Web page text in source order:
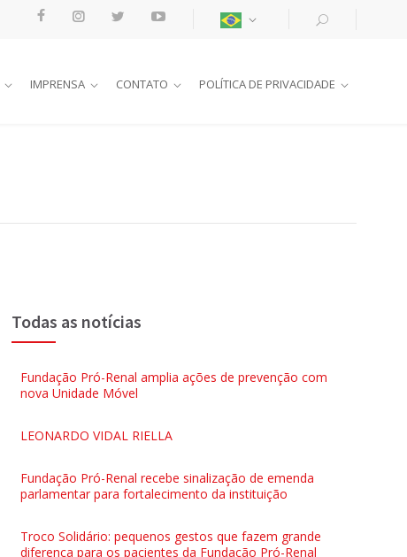
IMPRENSA CONTATO POLÍTICA DE PRIVACIDADE
Todas as notícias
Fundação Pró-Renal amplia ações de prevenção com
nova Unidade Móvel
LEONARDO VIDAL RIELLA
Fundação Pró-Renal recebe sinalização de emenda
parlamentar para fortalecimento da instituição
Troco Solidário: pequenos gestos que fazem grande
diferença para os pacientes da Fundação Pró-Renal